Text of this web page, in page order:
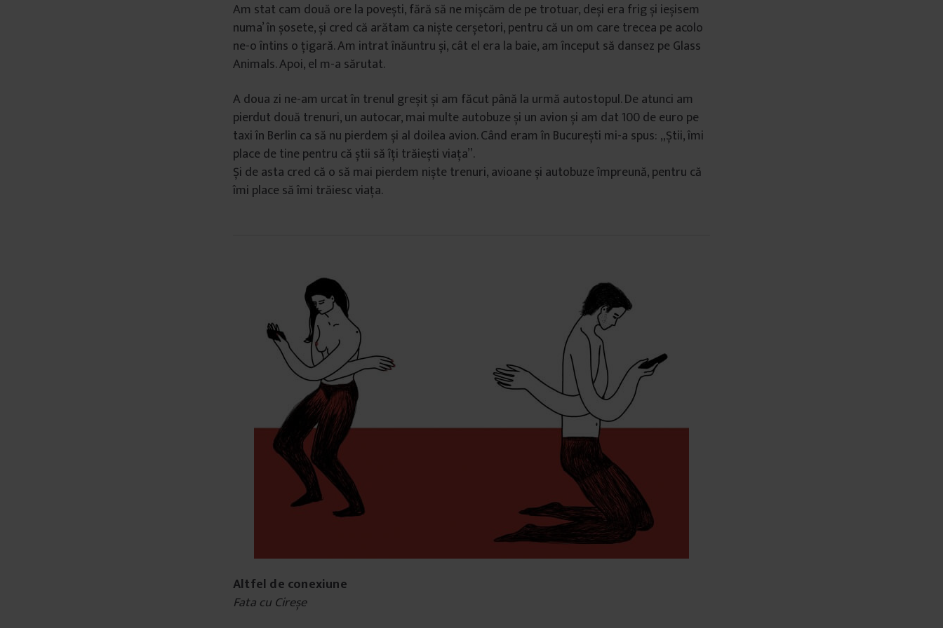
Am stat cam două ore la povești, fără să ne mișcăm de pe trotuar, deși era frig și ieșisem
numa’ în șosete, și cred că arătam ca niște cerșetori, pentru că un om care trecea pe acolo
ne-o întins o țigară. Am intrat înăuntru și, cât el era la baie, am început să dansez pe Glass
Animals. Apoi, el m-a sărutat.
A doua zi ne-am urcat în trenul greșit și am făcut până la urmă autostopul. De atunci am
pierdut două trenuri, un autocar, mai multe autobuze și un avion și am dat 100 de euro pe
taxi în Berlin ca să nu pierdem și al doilea avion. Când eram în București mi-a spus: „Știi, îmi
place de tine pentru că știi să îți trăiești viața”.
Și de asta cred că o să mai pierdem niște trenuri, avioane și autobuze împreună, pentru că
îmi place să îmi trăiesc viața.
Altfel de conexiune
Fata cu Cireșe